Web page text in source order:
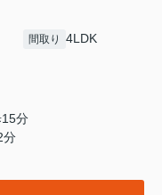
間取り 4LDK
15分
分